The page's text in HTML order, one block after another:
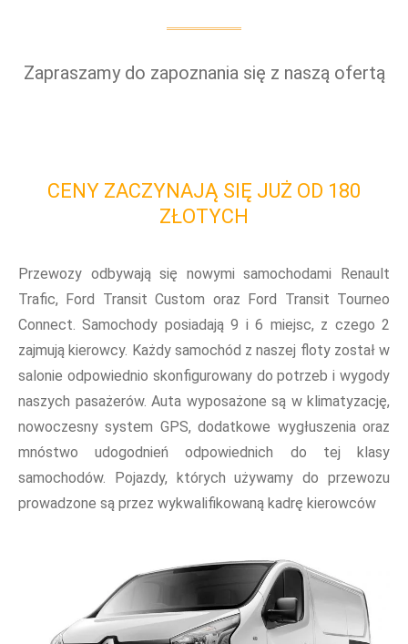
Zapraszamy do zapoznania się z naszą ofertą
CENY ZACZYNAJĄ SIĘ JUŻ OD 180
ZŁOTYCH
Przewozy odbywają się nowymi samochodami Renault
Trafic, Ford Transit Custom oraz Ford Transit Tourneo
Connect. Samochody posiadają 9 i 6 miejsc, z czego 2
zajmują kierowcy. Każdy samochód z naszej floty został w
salonie odpowiednio skonfigurowany do potrzeb i wygody
naszych pasażerów. Auta wyposażone są w klimatyzację,
nowoczesny system GPS, dodatkowe wygłuszenia oraz
mnóstwo udogodnień odpowiednich do tej klasy
samochodów. Pojazdy, których używamy do przewozu
prowadzone są przez wykwalifikowaną kadrę kierowców